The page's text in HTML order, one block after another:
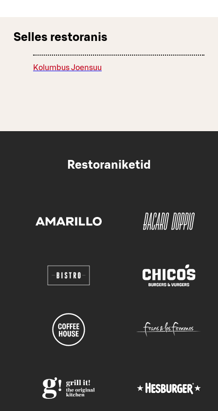
Selles restoranis
Kolumbus Joensuu
Restoraniketid